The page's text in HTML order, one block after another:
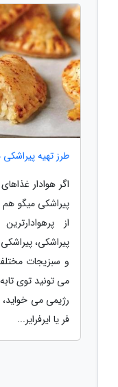
طرز تهیه پیراشکی
اگر هوادار
پیراشکی میگو هم
از
پیراشکی،
و سبزیجات
می تونید توی
رژیمی می
فر یا ایرفرایر...